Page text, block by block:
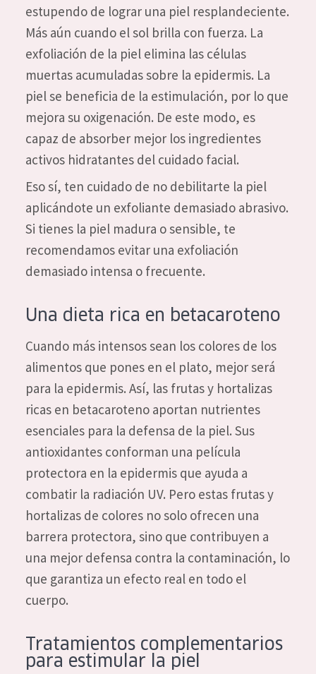
estupendo de lograr una piel resplandeciente.
Más aún cuando el sol brilla con fuerza. La
exfoliación de la piel elimina las células
muertas acumuladas sobre la epidermis. La
piel se beneficia de la estimulación, por lo que
mejora su oxigenación. De este modo, es
capaz de absorber mejor los ingredientes
activos hidratantes del cuidado facial.
Eso sí, ten cuidado de no debilitarte la piel
aplicándote un exfoliante demasiado abrasivo.
Si tienes la piel madura o sensible, te
recomendamos evitar una exfoliación
demasiado intensa o frecuente.
Una dieta rica en betacaroteno
Cuando más intensos sean los colores de los
alimentos que pones en el plato, mejor será
para la epidermis. Así, las frutas y hortalizas
ricas en betacaroteno aportan nutrientes
esenciales para la defensa de la piel. Sus
antioxidantes conforman una película
protectora en la epidermis que ayuda a
combatir la radiación UV. Pero estas frutas y
hortalizas de colores no solo ofrecen una
barrera protectora, sino que contribuyen a
una mejor defensa contra la contaminación, lo
que garantiza un efecto real en todo el
cuerpo.
Tratamientos complementarios
para estimular la piel